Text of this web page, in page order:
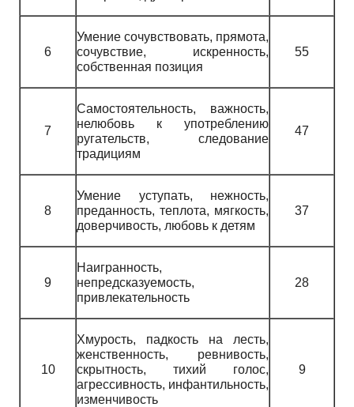
6
Умение сочувствовать, прямота,
сочувствие, искренность,
собственная позиция
55
7
Самостоятельность, важность,
нелюбовь к употреблению
ругательств, следование
традициям
47
8
Умение уступать, нежность,
преданность, теплота, мягкость,
доверчивость, любовь к детям
37
9
Наигранность,
непредсказуемость,
привлекательность
28
10
Хмурость, падкость на лесть,
женственность, ревнивость,
скрытность, тихий голос,
агрессивность, инфантильность,
изменчивость
9